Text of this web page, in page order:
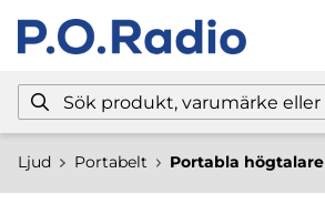
Ljud Portabelt Portabla högtalare